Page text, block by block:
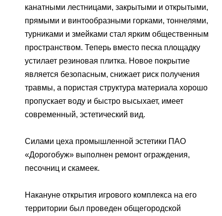
канатными лестницами, закрытыми и открытыми,
прямыми и винтообразными горками, тоннелями,
турниками и змейками стал ярким общественным
пространством. Теперь вместо песка площадку
устилает резиновая плитка. Новое покрытие
является безопасным, снижает риск получения
травмы, а пористая структура материала хорошо
пропускает воду и быстро высыхает, имеет
современный, эстетический вид.
Силами цеха промышленной эстетики ПАО
«Дорогобуж» выполнен ремонт ограждения,
песочниц и скамеек.
Накануне открытия игрового комплекса на его
территории был проведен общегородской